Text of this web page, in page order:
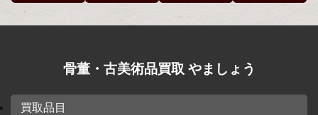
骨董・古美術品買取 やましょう
買取品目